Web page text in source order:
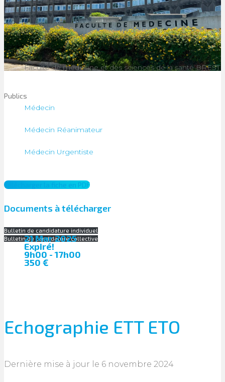
Faculté de médecine et des sciences de la santé BREST
Publics
Médecin
Médecin Réanimateur
Médecin Urgentiste
Télécharger la fiche en PDF
Documents à télécharger
Bulletin de candidature individuel
Bulletin de candidature collective
21 Mar 2025
Expiré!
9h00 - 17h00
350 €
Echographie ETT ETO
Dernière mise à jour le 6 novembre 2024